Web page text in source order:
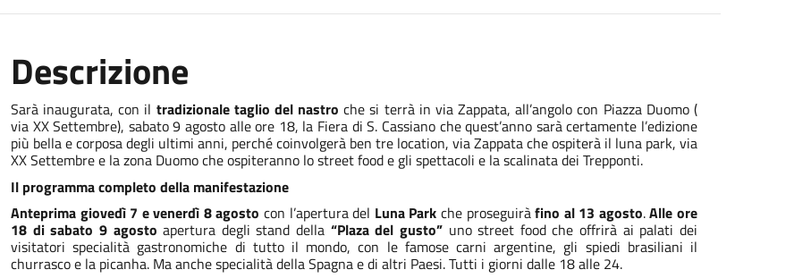
Descrizione
Sarà inaugurata, con il tradizionale taglio del nastro che si terrà in via Zappata, all’angolo con Piazza Duomo (
via XX Settembre), sabato 9 agosto alle ore 18, la Fiera di S. Cassiano che quest’anno sarà certamente l’edizione
più bella e corposa degli ultimi anni, perché coinvolgerà ben tre location, via Zappata che ospiterà il luna park, via
XX Settembre e la zona Duomo che ospiteranno lo street food e gli spettacoli e la scalinata dei Trepponti.
Il programma completo della manifestazione
Anteprima giovedì 7 e venerdì 8 agosto con l’apertura del Luna Park che proseguiràfino al 13 agosto.Alle ore
18 di sabato 9 agosto apertura degli stand della “Plaza del gusto”uno street food che offrirà ai palati dei
visitatori specialità gastronomiche di tutto il mondo, con le famose carni argentine, gli spiedi brasiliani il
churrasco e la picanha. Ma anche specialità della Spagna e di altri Paesi. Tutti i giorni dalle 18 alle 24.